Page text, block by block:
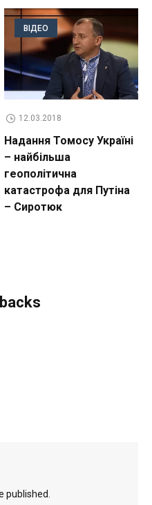
ВІДЕО
12.03.2018
Надання Томосу Україні
– найбільша
геополітична
катастрофа для Путіна
– Сиротюк
published.